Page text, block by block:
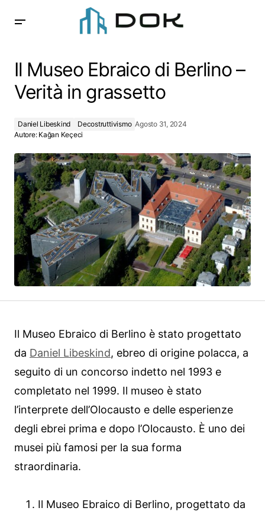
Il Museo Ebraico di Berlino –
Verità in grassetto
Daniel Libeskind Decostruttivismo Agosto 31, 2024
Autore: Kağan Keçeci
Il Museo Ebraico di Berlino è stato progettato
da Daniel Libeskind, ebreo di origine polacca, a
seguito di un concorso indetto nel 1993 e
completato nel 1999. Il museo è stato
l’interprete dell’Olocausto e delle esperienze
degli ebrei prima e dopo l’Olocausto. È uno dei
musei più famosi per la sua forma
straordinaria.
Il Museo Ebraico di Berlino, progettato da